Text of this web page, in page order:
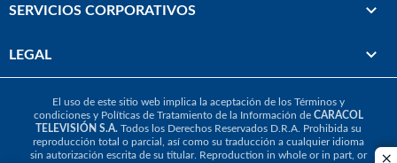
SERVICIOS CORPORATIVOS
LEGAL
El uso de este sitio web implica la aceptación de los Términos y
condiciones y Políticas de Tratamiento de la Información de CARACOL
TELEVISIÓN S.A. Todos los Derechos Reservados D.R.A. Prohibida su
reproducción total o parcial, así como su traducción a cualquier idioma
sin autorización escrita de su titular. Reproduction in whole or in part, or